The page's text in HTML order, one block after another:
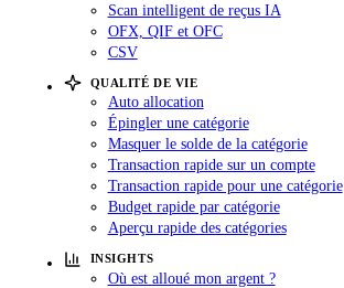
Scan intelligent de reçus IA
OFX, QIF et OFC
CSV
QUALITÉ DE VIE
Auto allocation
Épingler une catégorie
Masquer le solde de la catégorie
Transaction rapide sur un compte
Transaction rapide pour une catégorie
Budget rapide par catégorie
Aperçu rapide des catégories
INSIGHTS
Où est alloué mon argent ?